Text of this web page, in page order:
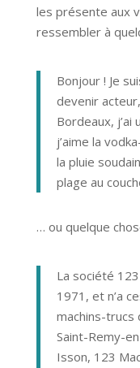
les présente aux
ressembler à
Bonjour ! Je
devenir
Bordeaux, j’ai
j’aime la
la pluie
plage au
… ou quelque
La société
1971, et n’a
machins-trucs
Saint-Remy-
Isson, 123